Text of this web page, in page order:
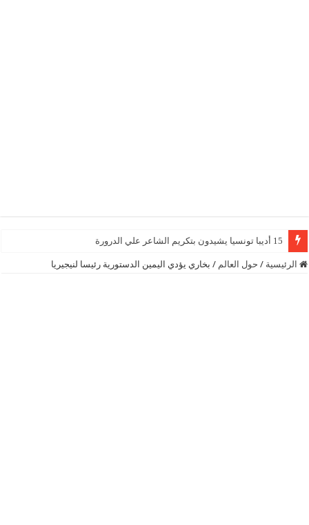
15 أديبا تونسيا يشيدون بتكريم الشاعر علي الدرورة
الرئيسية / حول العالم / بخاري يؤدي اليمين الدستورية رئيسا لنيجيريا